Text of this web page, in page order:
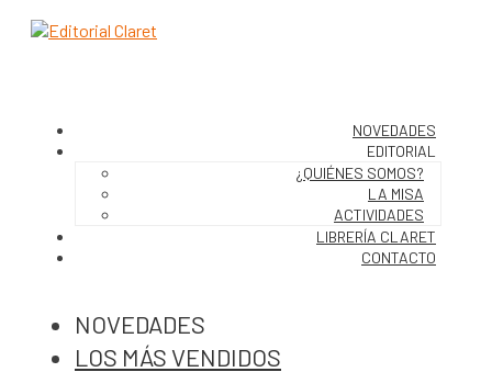
NOVEDADES
EDITORIAL
¿QUIÉNES SOMOS?
LA MISA
ACTIVIDADES
LIBRERÍA CLARET
CONTACTO
NOVEDADES
LOS MÁS VENDIDOS